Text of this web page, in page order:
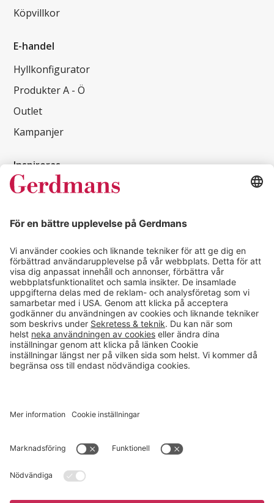
Köpvillkor
E-handel
Hyllkonfigurator
Produkter A - Ö
Outlet
Kampanjer
Inspireras
Kundcase
Läsvärt
Kontakt
info@gerdmans.se
0433-740 80
Kundservice öppettider
Vardagar 07.30-17.00
© 2026 Gerdmans Inredningar AB Alla priser är exklusive moms.
Cookie inställningar